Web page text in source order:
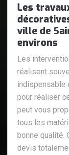
Les
ville de
environs
Les
réalisent
indispensable
pour réaliser
peut vous
tous les
bonne qualité.
devis